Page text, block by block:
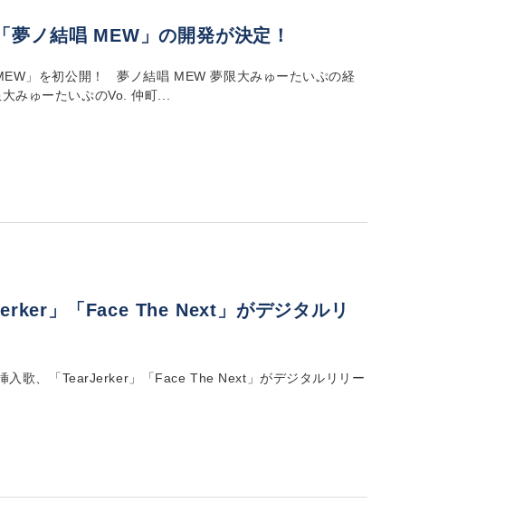
ノ結唱 MEW」の開発が決定！
」を初公開！ 夢ノ結唱 MEW 夢限大みゅーたいぷの経
みゅーたいぷのVo. 仲町...
」「Face The Next」がデジタルリ
入歌、「TearJerker」「Face The Next」がデジタルリリー